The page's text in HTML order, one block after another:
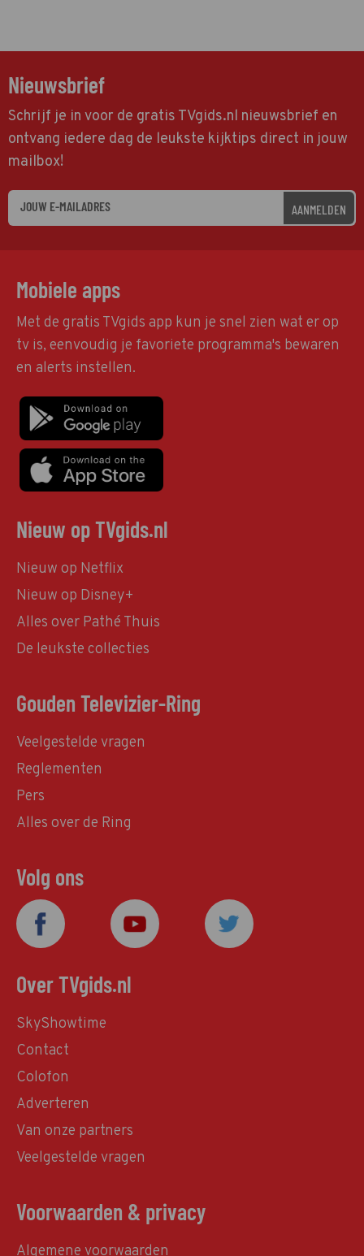
Nieuwsbrief
Schrijf je in voor de gratis TVgids.nl nieuwsbrief en
ontvang iedere dag de leukste kijktips direct in jouw
mailbox!
AANMELDEN
Mobiele apps
Met de gratis TVgids app kun je snel zien wat er op
tv is, eenvoudig je favoriete programma's bewaren
en alerts instellen.
Nieuw op TVgids.nl
Nieuw op Netflix
Nieuw op Disney+
Alles over Pathé Thuis
De leukste collecties
Gouden Televizier-Ring
Veelgestelde vragen
Reglementen
Pers
Alles over de Ring
Volg ons
Over TVgids.nl
SkyShowtime
Contact
Colofon
Adverteren
Van onze partners
Veelgestelde vragen
Voorwaarden & privacy
Algemene voorwaarden